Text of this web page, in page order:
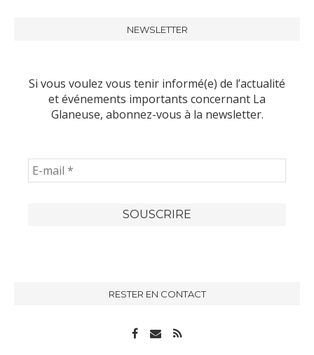
NEWSLETTER
Si vous voulez vous tenir informé(e) de l’actualité
et événements importants concernant La
Glaneuse, abonnez-vous à la newsletter.
RESTER EN CONTACT